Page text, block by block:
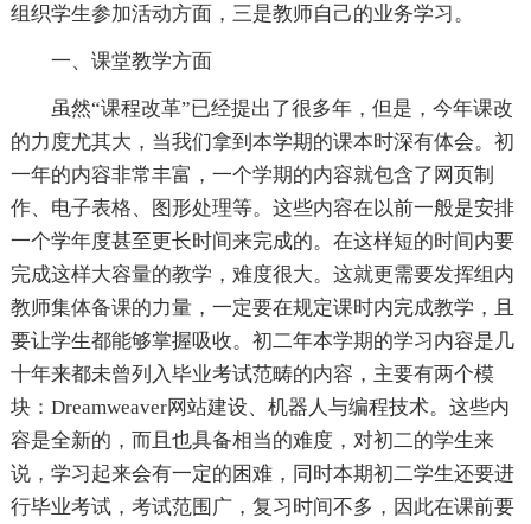
组织学生参加活动方面，三是教师自己的业务学习。
一、课堂教学方面
虽然“课程改革”已经提出了很多年，但是，今年课改
的力度尤其大，当我们拿到本学期的课本时深有体会。初
一年的内容非常丰富，一个学期的内容就包含了网页制
作、电子表格、图形处理等。这些内容在以前一般是安排
一个学年度甚至更长时间来完成的。在这样短的时间内要
完成这样大容量的教学，难度很大。这就更需要发挥组内
教师集体备课的力量，一定要在规定课时内完成教学，且
要让学生都能够掌握吸收。初二年本学期的学习内容是几
十年来都未曾列入毕业考试范畴的内容，主要有两个模
块：Dreamweaver网站建设、机器人与编程技术。这些内
容是全新的，而且也具备相当的难度，对初二的学生来
说，学习起来会有一定的困难，同时本期初二学生还要进
行毕业考试，考试范围广，复习时间不多，因此在课前要